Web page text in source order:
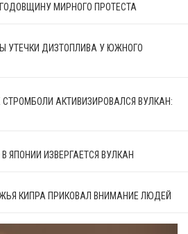
МИРНОГО ПРОТЕСТА
УТЕЧКИ ДИЗТОПЛИВА У ЮЖНОГО
АКТИВИЗИРОВАЛСЯ ВУЛКАН:
ЯПОНИИ ИЗВЕРГАЕТСЯ ВУЛКАН
КИПРА ПРИКОВАЛ ВНИМАНИЕ ЛЮДЕЙ